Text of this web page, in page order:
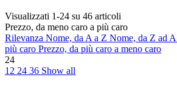
Visualizzati 1-24 su 46 articoli
Prezzo, da meno caro a più caro
Rilevanza Nome, da A a Z Nome, da Z ad A
più caro Prezzo, da più caro a meno caro
24
12 24 36 Show all